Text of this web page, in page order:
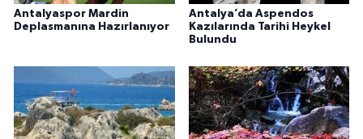
Antalyaspor Mardin
Deplasmanına Hazırlanıyor
Antalya’da Aspendos
Kazılarında Tarihi Heykel
Bulundu